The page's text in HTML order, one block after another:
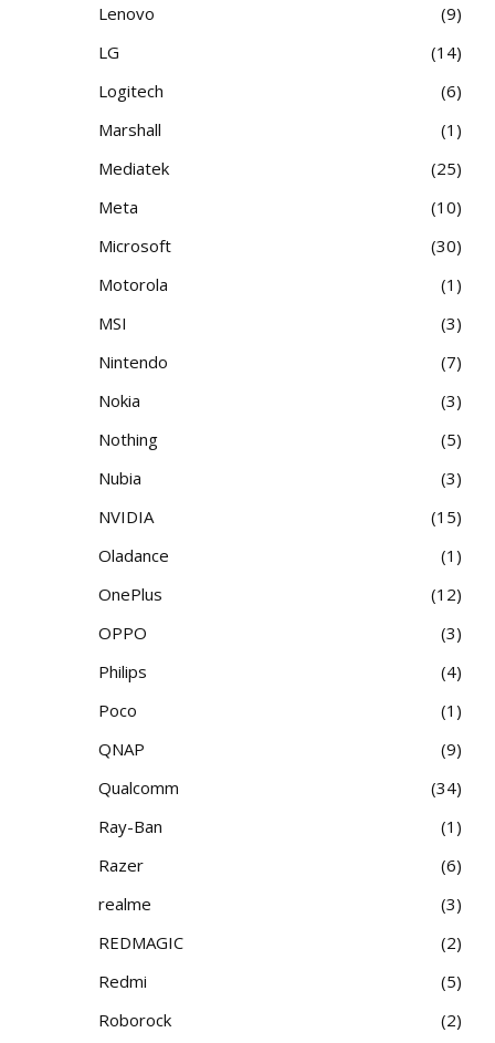
Lenovo
9
LG
14
Logitech
6
Marshall
1
Mediatek
25
Meta
10
Microsoft
30
Motorola
1
MSI
3
Nintendo
7
Nokia
3
Nothing
5
Nubia
3
NVIDIA
15
Oladance
1
OnePlus
12
OPPO
3
Philips
4
Poco
1
QNAP
9
Qualcomm
34
Ray-Ban
1
Razer
6
realme
3
REDMAGIC
2
Redmi
5
Roborock
2